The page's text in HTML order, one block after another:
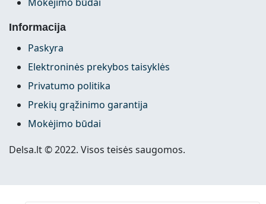
Informacija
Paskyra
Elektroninės prekybos taisyklės
Privatumo politika
Prekių grąžinimo garantija
Mokėjimo būdai
Delsa.lt © 2022. Visos teisės saugomos.